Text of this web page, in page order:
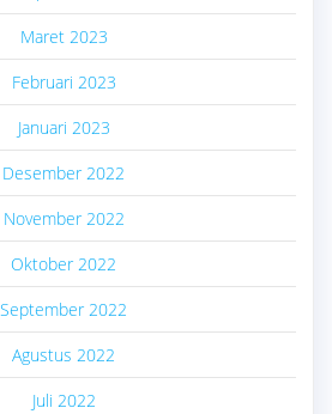
Maret 2023
Februari 2023
Januari 2023
Desember 2022
November 2022
Oktober 2022
September 2022
Agustus 2022
Juli 2022